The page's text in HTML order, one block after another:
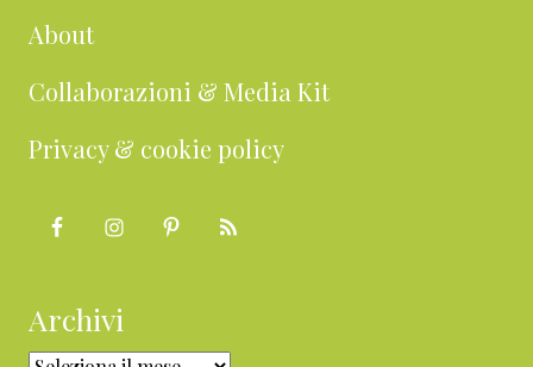
About
Collaborazioni & Media Kit
Privacy & cookie policy
Archivi